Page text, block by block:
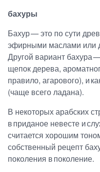
бахуры
Бахур — это по сути
эфирными маслами или
Другой вариант бахура
щепок дерева,
правило, агарового), и
(чаще всего ладана).
В некоторых арабских
в приданое невесте и
считается хорошим
собственный рецепт
поколения в поколение.